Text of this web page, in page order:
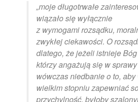
„moje długotrwałe
wiązało się wyłącznie
z wymogami rozsądku,
zwykłej ciekawości. O
dlatego, że jeżeli istnieje
którzy angażują się w
wówczas niedbanie o to,
wielkim stopniu zapewniać
przychylność, byłoby